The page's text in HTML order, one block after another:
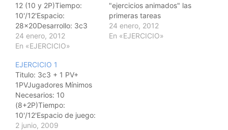
12 (10 y 2P)Tiempo:
10'/12'Espacio:
28x20Desarrollo: 3c3
con ayuda de 2 Pv por
cada equipo, en cancha
previo a Pv de equipo
antes de finalizar. Pivots
colocados en zona
delimitada.Variantes:El
espacio de juego se
puede ampliar a…
24 enero, 2012
En «EJERCICIO»
"ejercicios animados" las
primeras tareas
presentadas hace ya
unos años y que aún no
24 enero, 2012
En «EJERCICIO»
EJERCICIO 1
Titulo: 3c3 + 1 PV+
1PVJugadores Mínimos
Necesarios: 10
(8+2P)Tiempo:
10'/12'Espacio de juego:
28x20 (Campo de
2 junio, 2009